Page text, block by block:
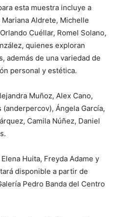
esta muestra incluye a
Mariana Aldrete, Michelle
Cuéllar, Romel Solano,
quienes exploran
además de una variedad de
personal y estética.
Muñoz, Alex Cano,
Ángela García,
Camila Núñez, Daniel
Huita, Freyda Adame y
disponible a partir de
Pedro Banda del Centro